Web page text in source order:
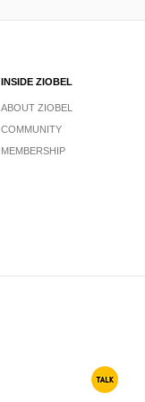
INSIDE ZIOBEL
ABOUT ZIOBEL
COMMUNITY
MEMBERSHIP